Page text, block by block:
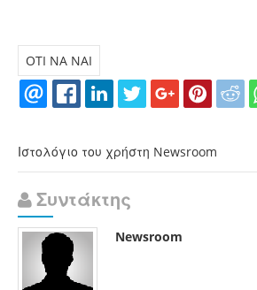
OTI NA NAI
Ιστολόγιο του χρήστη Newsroom
Συντάκτης
Newsroom